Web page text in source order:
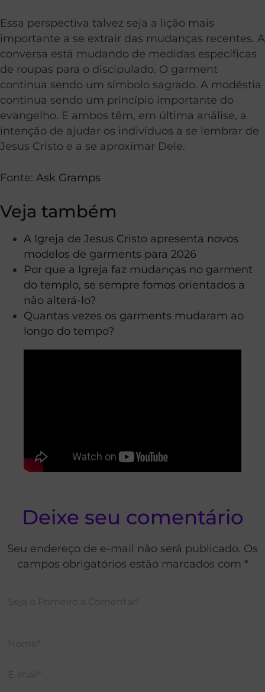
Essa perspectiva talvez seja a lição mais
importante a se extrair das mudanças recentes. A
conversa está mudando de medidas específicas
de roupas para o discipulado. O garment
continua sendo um símbolo sagrado. A modéstia
continua sendo um princípio importante do
evangelho. E ambos têm, em última análise, a
intenção de ajudar os indivíduos a se lembrar de
Jesus Cristo e a se aproximar Dele.
Fonte: Ask Gramps
Veja também
A Igreja de Jesus Cristo apresenta novos
modelos de garments para 2026
Por que a Igreja faz mudanças no garment
do templo, se sempre fomos orientados a
não alterá-lo?
Quantas vezes os garments mudaram ao
longo do tempo?
Deixe seu comentário
Seu endereço de e-mail não será publicado. Os
campos obrigatórios estão marcados com *